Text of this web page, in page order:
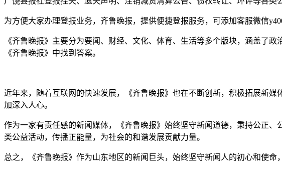
为方便大家办理登报业务，齐鲁晚报，提供便捷登报服务，可添加客服微信
《齐鲁晚报》主要分为要闻、财经、文化、体育、生活等多个版块，涵盖了
《齐鲁晚报》中找到答案。
近年来，随着互联网的快速发展，《齐鲁晚报》也在不断创新，积极拓展新
加深入人心。
作为一家有责任感的新闻媒体，《齐鲁晚报》始终坚守新闻道德，秉持公正
类公益活动，传播正能量，为社会的和谐发展贡献力量。
总之，《齐鲁晚报》作为山东地区的新闻巨头，始终坚守新闻人的初心和使